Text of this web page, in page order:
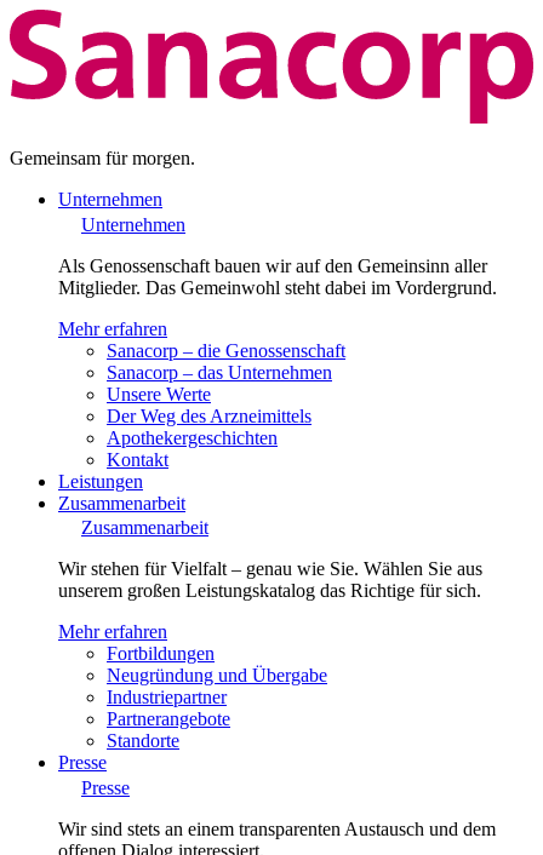
Gemeinsam für morgen.
Unternehmen
Unternehmen
Als Genossenschaft bauen wir auf den Gemeinsinn aller
Mitglieder. Das Gemeinwohl steht dabei im Vordergrund.
Mehr erfahren
Sanacorp – die Genossenschaft
Sanacorp – das Unternehmen
Unsere Werte
Der Weg des Arzneimittels
Apothekergeschichten
Kontakt
Leistungen
Zusammenarbeit
Zusammenarbeit
Wir stehen für Vielfalt – genau wie Sie. Wählen Sie aus
unserem großen Leistungskatalog das Richtige für sich.
Mehr erfahren
Fortbildungen
Neugründung und Übergabe
Industriepartner
Partnerangebote
Standorte
Presse
Presse
Wir sind stets an einem transparenten Austausch und dem
offenen Dialog interessiert.